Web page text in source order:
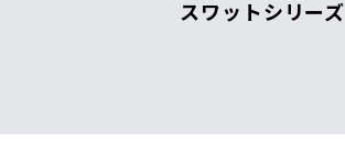
スワットシリーズ